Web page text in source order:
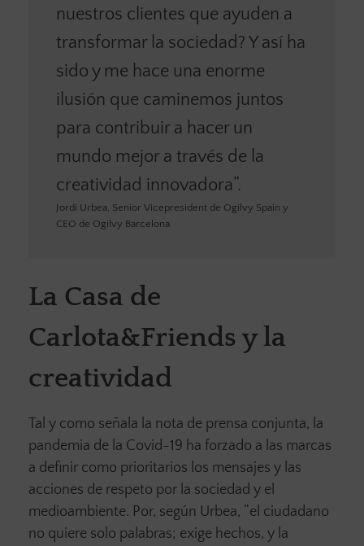
nuestros clientes que ayuden a
transformar la sociedad? Y así ha
sido y me hace una enorme
ilusión que caminemos juntos
para contribuir a hacer un
mundo mejor a través de la
creatividad innovadora”.
Jordi Urbea, Senior Vicepresident de Ogilvy Spain y
CEO de Ogilvy Barcelona
La Casa de
Carlota&Friends y la
creatividad
Tal y como señala la nota de prensa conjunta, la
pandemia de la Covid-19 ha forzado a las marcas
a definir como prioritarios los mensajes y las
acciones de respeto por la sociedad y el
medioambiente. Por, según Urbea, “el ciudadano
no quiere solo palabras; exige hechos, y la